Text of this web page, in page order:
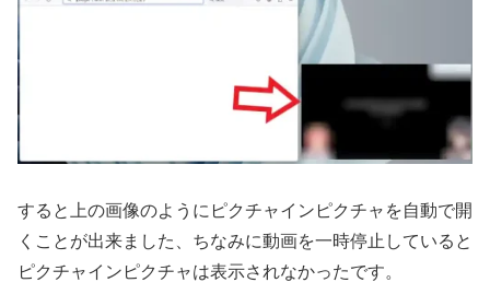
すると上の画像のようにピクチャインピクチャを自動で開
くことが出来ました、ちなみに動画を一時停止していると
ピクチャインピクチャは表示されなかったです。